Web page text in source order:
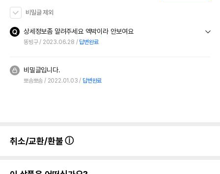
비밀글 제외
상세정보좀 알려주세요 엑박이라 안보여요
똥빙구 2023.06.28 답변완료
비밀글입니다.
뽀솜뽀솜 2022.01.03 답변완료
취소/교환/환불